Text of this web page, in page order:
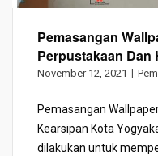
Pemasangan
Perpustakaan Dan
November 12, 2021
Pemasangan
Kearsipan Kota
dilakukan untuk